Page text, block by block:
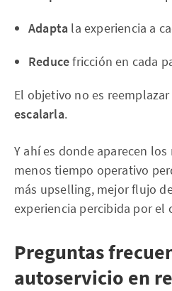
Adapta la experiencia a
Reducefricción en cada
El objetivo no es
escalarla.
Y ahí es donde aparecen
menos tiempo operativo
más upselling, mejor flujo
experiencia percibida por el
Preguntas
autoservicio en